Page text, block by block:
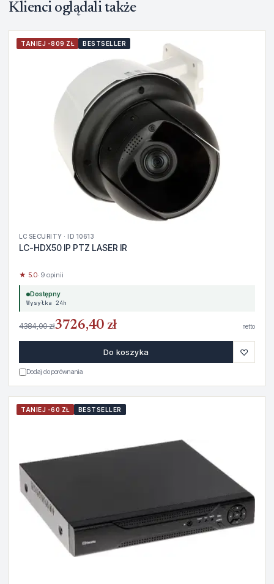
Klienci oglądali także
TANIEJ -809 ZŁ BESTSELLER
LC SECURITY · ID 10613
LC-HDX50 IP PTZ LASER IR
★ 5.0· 9 opinii
Dostępny
Wysyłka 24h
4384,00 zł3726,40 zł netto
Do koszyka ♡
Dodaj do porównania
TANIEJ -60 ZŁ BESTSELLER